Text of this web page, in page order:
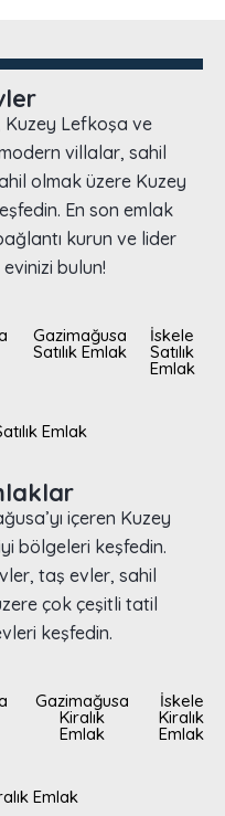
Kuzey Lefkoşa ve
villalar, sahil
olmak üzere Kuzey
En son emlak
kurun ve lider
bulun!
Gazimağusa
Satılık Emlak
İskele
Satılık
Emlak
Emlak
içeren Kuzey
bölgeleri keşfedin.
taş evler, sahil
çok çeşitli tatil
keşfedin.
Gazimağusa
Kiralık
Emlak
İskele
Kiralık
Emlak
Emlak